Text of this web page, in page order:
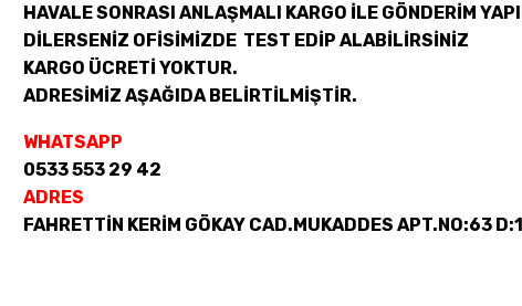
HAVALE SONRASI ANLAŞMALI KARGO İLE GÖNDERİM
DİLERSENİZ OFİSİMİZDE TEST EDİP ALABİLİRSİNİZ
KARGO ÜCRETİ YOKTUR.
ADRESİMİZ AŞAĞIDA BELİRTİLMİŞTİR.
WHATSAPP
0533 553 29 42
ADRES
FAHRETTİN KERİM GÖKAY CAD.MUKADDES APT.NO:63